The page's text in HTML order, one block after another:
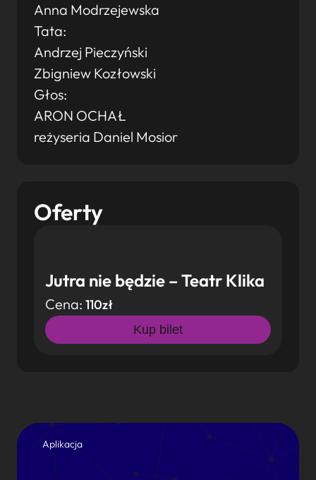
Anna Modrzejewska
Tata:
Andrzej Pieczyński
Zbigniew Kozłowski
Głos:
ARON OCHAŁ
reżyseria Daniel Mosior
Oferty
Jutra nie będzie – Teatr Klika
Cena: 110zł
Kup bilet
Aplikacja